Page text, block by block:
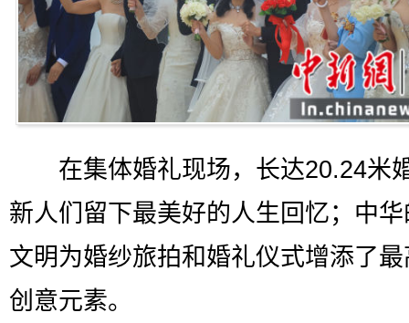
在集体婚礼现场，长达20.24米
新人们留下最美好的人生回忆；中
文明为婚纱旅拍和婚礼仪式增添了
创意元素。